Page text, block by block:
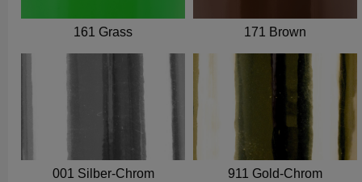
161 Grass 171 Brown
001 Silber-Chrom 911 Gold-Chrom